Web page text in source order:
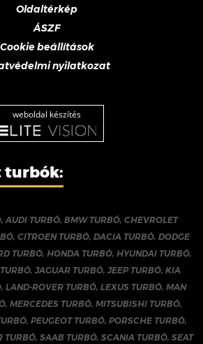
Oldaltérkép
ÁSZF
Cookie beállítások
nyilatkozat
weboldal készítés
turbók:
,AUDI TURBÓ, BMW TURBÓ, CHEVROLET
, CITROEN TURBÓ, DACIA TURBÓ, DODGE
TURBÓ, HONDA TURBÓ, HYUNDAI TURBÓ,
,JAGUAR TURBÓ,JEEP TURBÓ,KIA
,LAND-ROVER TURBÓ,LEXUS TURBÓ,MAN
, MERCEDES TURBÓ, MITSUBISHI TURBÓ,
, PEUGEOT TURBÓ, PORSCHE TURBÓ,
TURBÓ,SAAB TURBÓ,SCANIA TURBÓ,SEAT